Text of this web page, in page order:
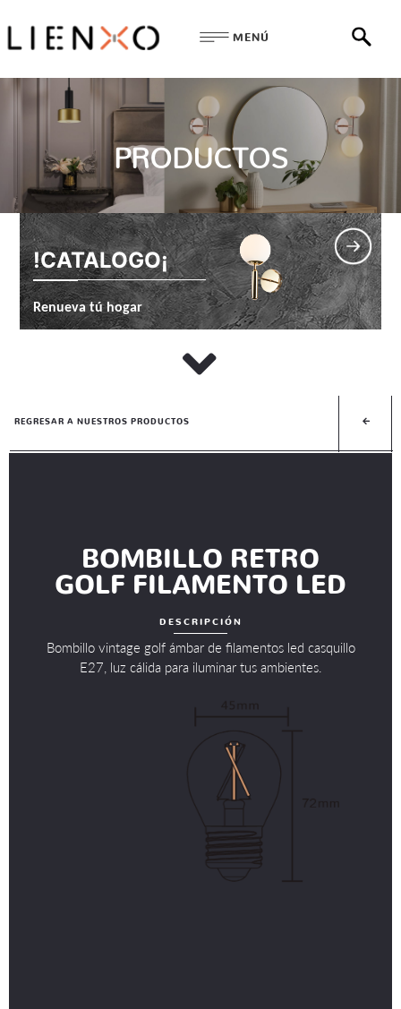
MENÚ
PRODUCTOS
!CATALOGO¡
Renueva tú hogar
REGRESAR A NUESTROS PRODUCTOS
BOMBILLO RETRO
GOLF FILAMENTO LED
DESCRIPCIÓN
Bombillo vintage golf ámbar de filamentos led casquillo
E27, luz cálida para iluminar tus ambientes.